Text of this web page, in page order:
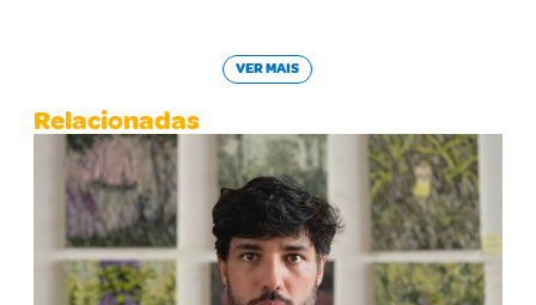
VER MAIS
Relacionadas